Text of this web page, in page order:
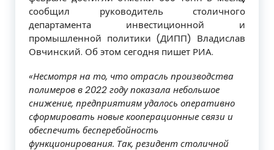
сообщил руководитель столичного
департамента инвестиционной и
промышленной политики (ДИПП) Владислав
Овчинский. Об этом сегодня пишет РИА.
«Несмотря на то, что отрасль производства
полимеров в 2022 году показала небольшое
снижение, предприятиям удалось оперативно
сформировать новые кооперационные связи и
обеспечить бесперебойность
функционирования. Так, резидент столичной